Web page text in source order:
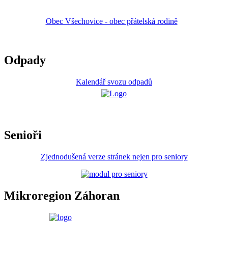
Obec Všechovice - obec přátelská rodině
Odpady
Kalendář svozu odpadů
Senioři
Zjednodušená verze stránek nejen pro seniory
Mikroregion Záhoran